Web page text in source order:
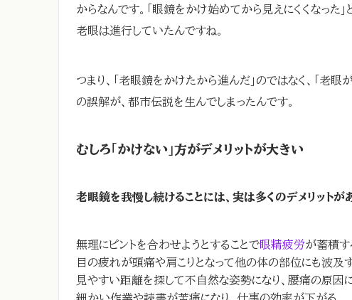
からなんです。「眼鏡をかけ始めてから見えにくくなった
老眼は進行していたんですね。
つまり、「老眼鏡をかけたから進んだ」のではなく、「老
の誤解が、都市伝説を生んでしまったんです。
むしろ「かけない」方がデメリットが大きい
老眼鏡を我慢し続けることには、実は多くのデメリットが
無理にピントを合わせようとすることで眼精疲労が蓄積す
目の疲れが頭痛や肩こりとなって他の体の部位にも波及
見やすい距離を探して不自然な姿勢になり、腰痛の原因